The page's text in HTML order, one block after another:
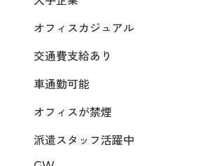
オフィスカジュアル
交通費支給あり
車通勤可能
オフィスが禁煙
派遣スタッフ活躍中